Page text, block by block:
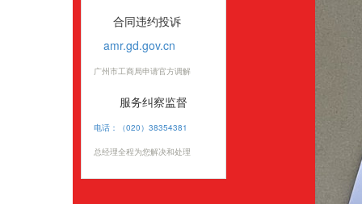
合同违约投诉
amr.gd.gov.cn
广州市工商局申请官方调解
服务纠察监督
电话：（020）38354381
总经理全程为您解决和处理